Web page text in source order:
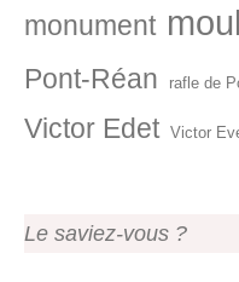
monument
Pont-Réan rafle de
Victor Edet Victor
Le saviez-vous ?